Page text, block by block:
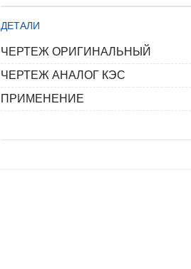
ДЕТАЛИ
ЧЕРТЕЖ ОРИГИНАЛЬНЫЙ
ЧЕРТЕЖ АНАЛОГ КЭС
ПРИМЕНЕНИЕ